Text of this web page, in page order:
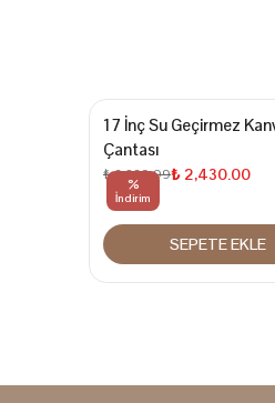
%
İndirim
17 İnç Su Geçirmez
Çantası
₺ 3,239.99₺ 2,430.00
SEPETE EKLE